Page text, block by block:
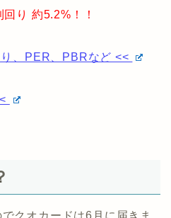
り 約5.2%！！
、PER、PBRなど <<
クオカードは6月に届きま